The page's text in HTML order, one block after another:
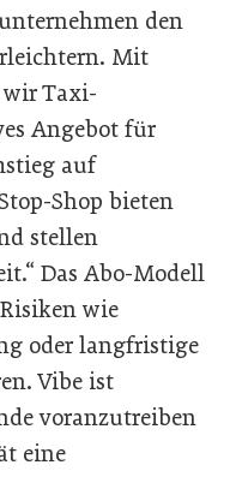
den
Mit
wir Taxi-
Angebot für
auf
Shop bieten
stellen
Das Abo-Modell
wie
oder langfristige
Vibe ist
voranzutreiben
eine